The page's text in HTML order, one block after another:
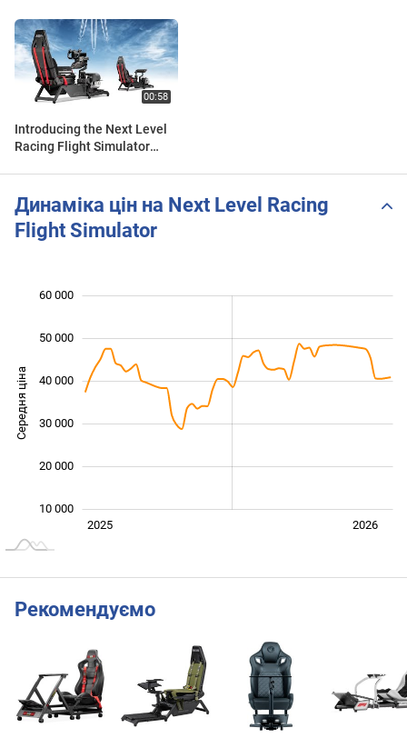
Introducing the Next Level
Racing Flight Simulator
Динаміка цін на Next Level Racing
Flight Simulator
Середня ціна
10 000
20 000
30 000
40 000
60 000
50 000
Січ. 2025
Лип.
2027 2026
2025
Рекомендуємо